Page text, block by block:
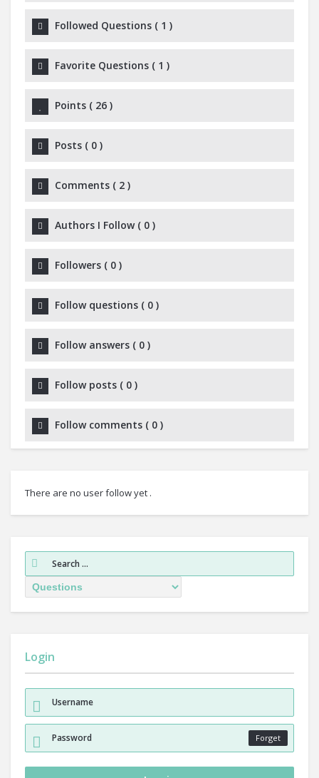
Followed Questions ( 1 )
Favorite Questions ( 1 )
Points ( 26 )
Posts ( 0 )
Comments ( 2 )
Authors I Follow( 0 )
Followers ( 0 )
Follow questions ( 0 )
Follow answers ( 0 )
Follow posts ( 0 )
Follow comments ( 0 )
There are no user follow yet .
Login
Forget